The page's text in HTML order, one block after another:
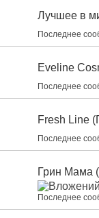
Лучшее в
Последнее
Eveline
Последнее
Fresh Line
Последнее
Грин Мама
Последнее